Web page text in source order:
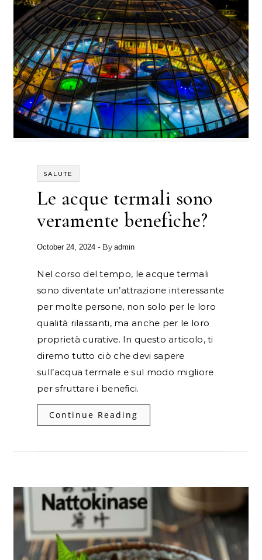
SALUTE
Le acque termali sono
veramente benefiche?
October 24, 2024 - Byadmin
Nel corso del tempo, le acque termali
sono diventate un’attrazione interessante
per molte persone, non solo per le loro
qualità rilassanti, ma anche per le loro
proprietà curative. In questo articolo, ti
diremo tutto ciò che devi sapere
sull’acqua termale e sul modo migliore
per sfruttare i benefici.
Continue Reading